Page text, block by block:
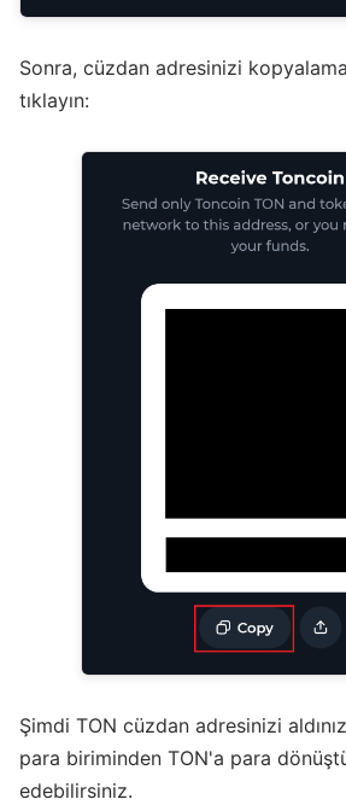
Sonra, cüzdan adresinizi
tıklayın:
Şimdi TON cüzdan adresinizi
para biriminden TON'a para
edebilirsiniz.